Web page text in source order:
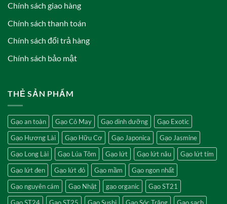
Chính sách giao hàng
Chính sách thanh toán
Chính sách đổi trả hàng
Chính sách bảo mật
THẺ SẢN PHẨM
Gạo an toàn Gạo Cỏ May Gạo dinh dưỡng
Gạo Exotic
Gạo Hương Lài
Gạo Hữu Cơ Gạo Japonica
Gạo Jasmine
Gạo Long Lài
Gạo Lúa Tôm Gạo lứt Gạo lứt nâu
Gạo lứt tím
Gạo lứt đen
Gạo lứt đỏ Gạo mầm
Gạo ngon nhất
Gạo nguyên cám
Gạo Nhật gạo organic
Gạo ST21